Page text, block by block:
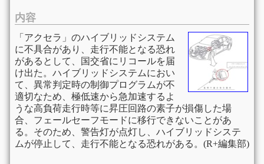
内容
「アクセラ」のハイブリッドシステム
に不具合があり、走行不能となる恐れ
があるとして、国交省にリコールを届
け出た。ハイブリッドシステムにおい
て、異常判定時の制御プログラムが不
適切なため、極低速から急加速するよ
うな高負荷走行時等に昇圧回路の素子が損傷した場
合、フェールセーフモードに移行できないことがあ
る。そのため、警告灯が点灯し、ハイブリッドシステ
ムが停止して、走行不能となる恐れがある。(R+編集部)